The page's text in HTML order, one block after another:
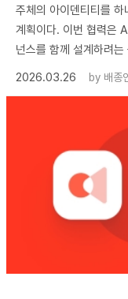
주체의 아이덴티티를
계획이다. 이번 협력은
넌스를 함께 설계하려
2026.03.26
by 배종